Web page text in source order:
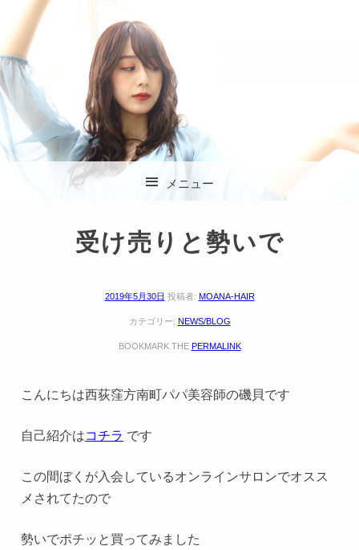
杉並区方南町の美容
室 SOLA (ソラ)
メニュー
受け売りと勢いで
2019年5月30日 投稿者: MOANA-HAIR
カテゴリー: NEWS/BLOG
BOOKMARK THE PERMALINK
こんにちは西荻窪方南町パパ美容師の磯貝です
自己紹介はコチラ です
この間ぼくが入会しているオンラインサロンでオスス
メされてたので
勢いでポチッと買ってみました